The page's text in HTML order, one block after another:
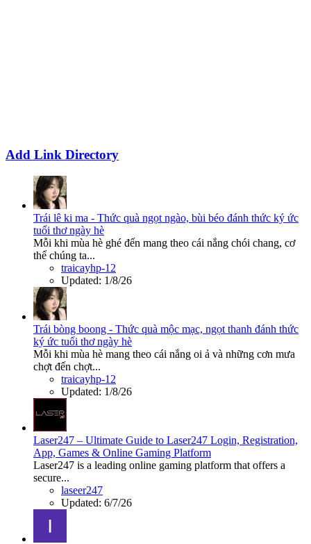
Add Link Directory
Trái lê ki ma - Thức quà ngọt ngào, bùi béo đánh thức ký ức
tuổi thơ ngày hè
Mỗi khi mùa hè ghé đến mang theo cái nắng chói chang, cơ
thể chúng ta...
traicayhp-12
Updated: 1/8/26
Trái bòng boong - Thức quà mộc mạc, ngọt thanh đánh thức
ký ức tuổi thơ ngày hè
Mỗi khi mùa hè mang theo cái nắng oi ả và những cơn mưa
chợt đến chợt...
traicayhp-12
Updated: 1/8/26
Laser247 – Ultimate Guide to Laser247 Login, Registration,
App, Games & Online Gaming Platform
Laser247 is a leading online gaming platform that offers a
secure...
laseer247
Updated: 6/7/26